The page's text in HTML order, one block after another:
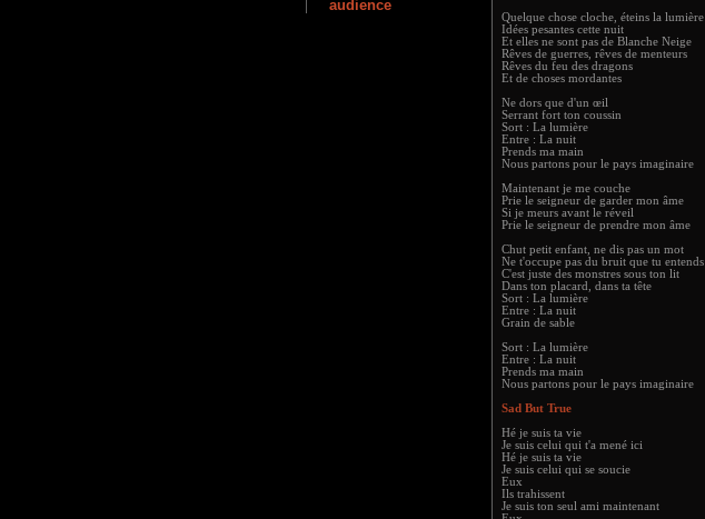
Quelque chose cloche, éteins la lumière
Idées pesantes cette nuit
Et elles ne sont pas de Blanche Neige
Rêves de guerres, rêves de menteurs
Rêves du feu des dragons
Et de choses mordantes
Ne dors que d'un œil
Serrant fort ton coussin
Sort : La lumière
Entre : La nuit
Prends ma main
Nous partons pour le pays imaginaire
Maintenant je me couche
Prie le seigneur de garder mon âme
Si je meurs avant le réveil
Prie le seigneur de prendre mon âme
Chut petit enfant, ne dis pas un mot
Ne t'occupe pas du bruit que tu entends
C'est juste des monstres sous ton lit
Dans ton placard, dans ta tête
Sort : La lumière
Entre : La nuit
Grain de sable
Sort : La lumière
Entre : La nuit
Prends ma main
Nous partons pour le pays imaginaire
Sad But True
Hé je suis ta vie
Je suis celui qui t'a mené ici
Hé je suis ta vie
Je suis celui qui se soucie
Eux
Ils trahissent
Je suis ton seul ami maintenant